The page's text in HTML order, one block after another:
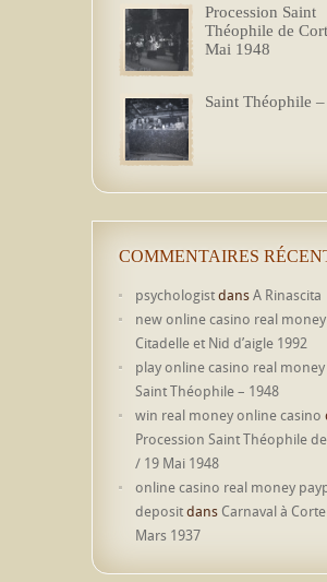
Procession Saint
Théophile de
Mai 1948
Saint Théophile
COMMENTAIRES
psychologistdansA Rinascita
new online casino real money
Citadelle et Nid d’aigle 1992
play online casino real money
Saint Théophile – 1948
win real money online casino
Procession Saint Théophile
/ 19 Mai 1948
online casino real money
depositdans Carnaval à
Mars 1937